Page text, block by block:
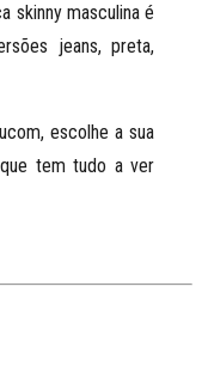
skinny masculina é
jeans, preta,
escolhe a sua
tem tudo a ver